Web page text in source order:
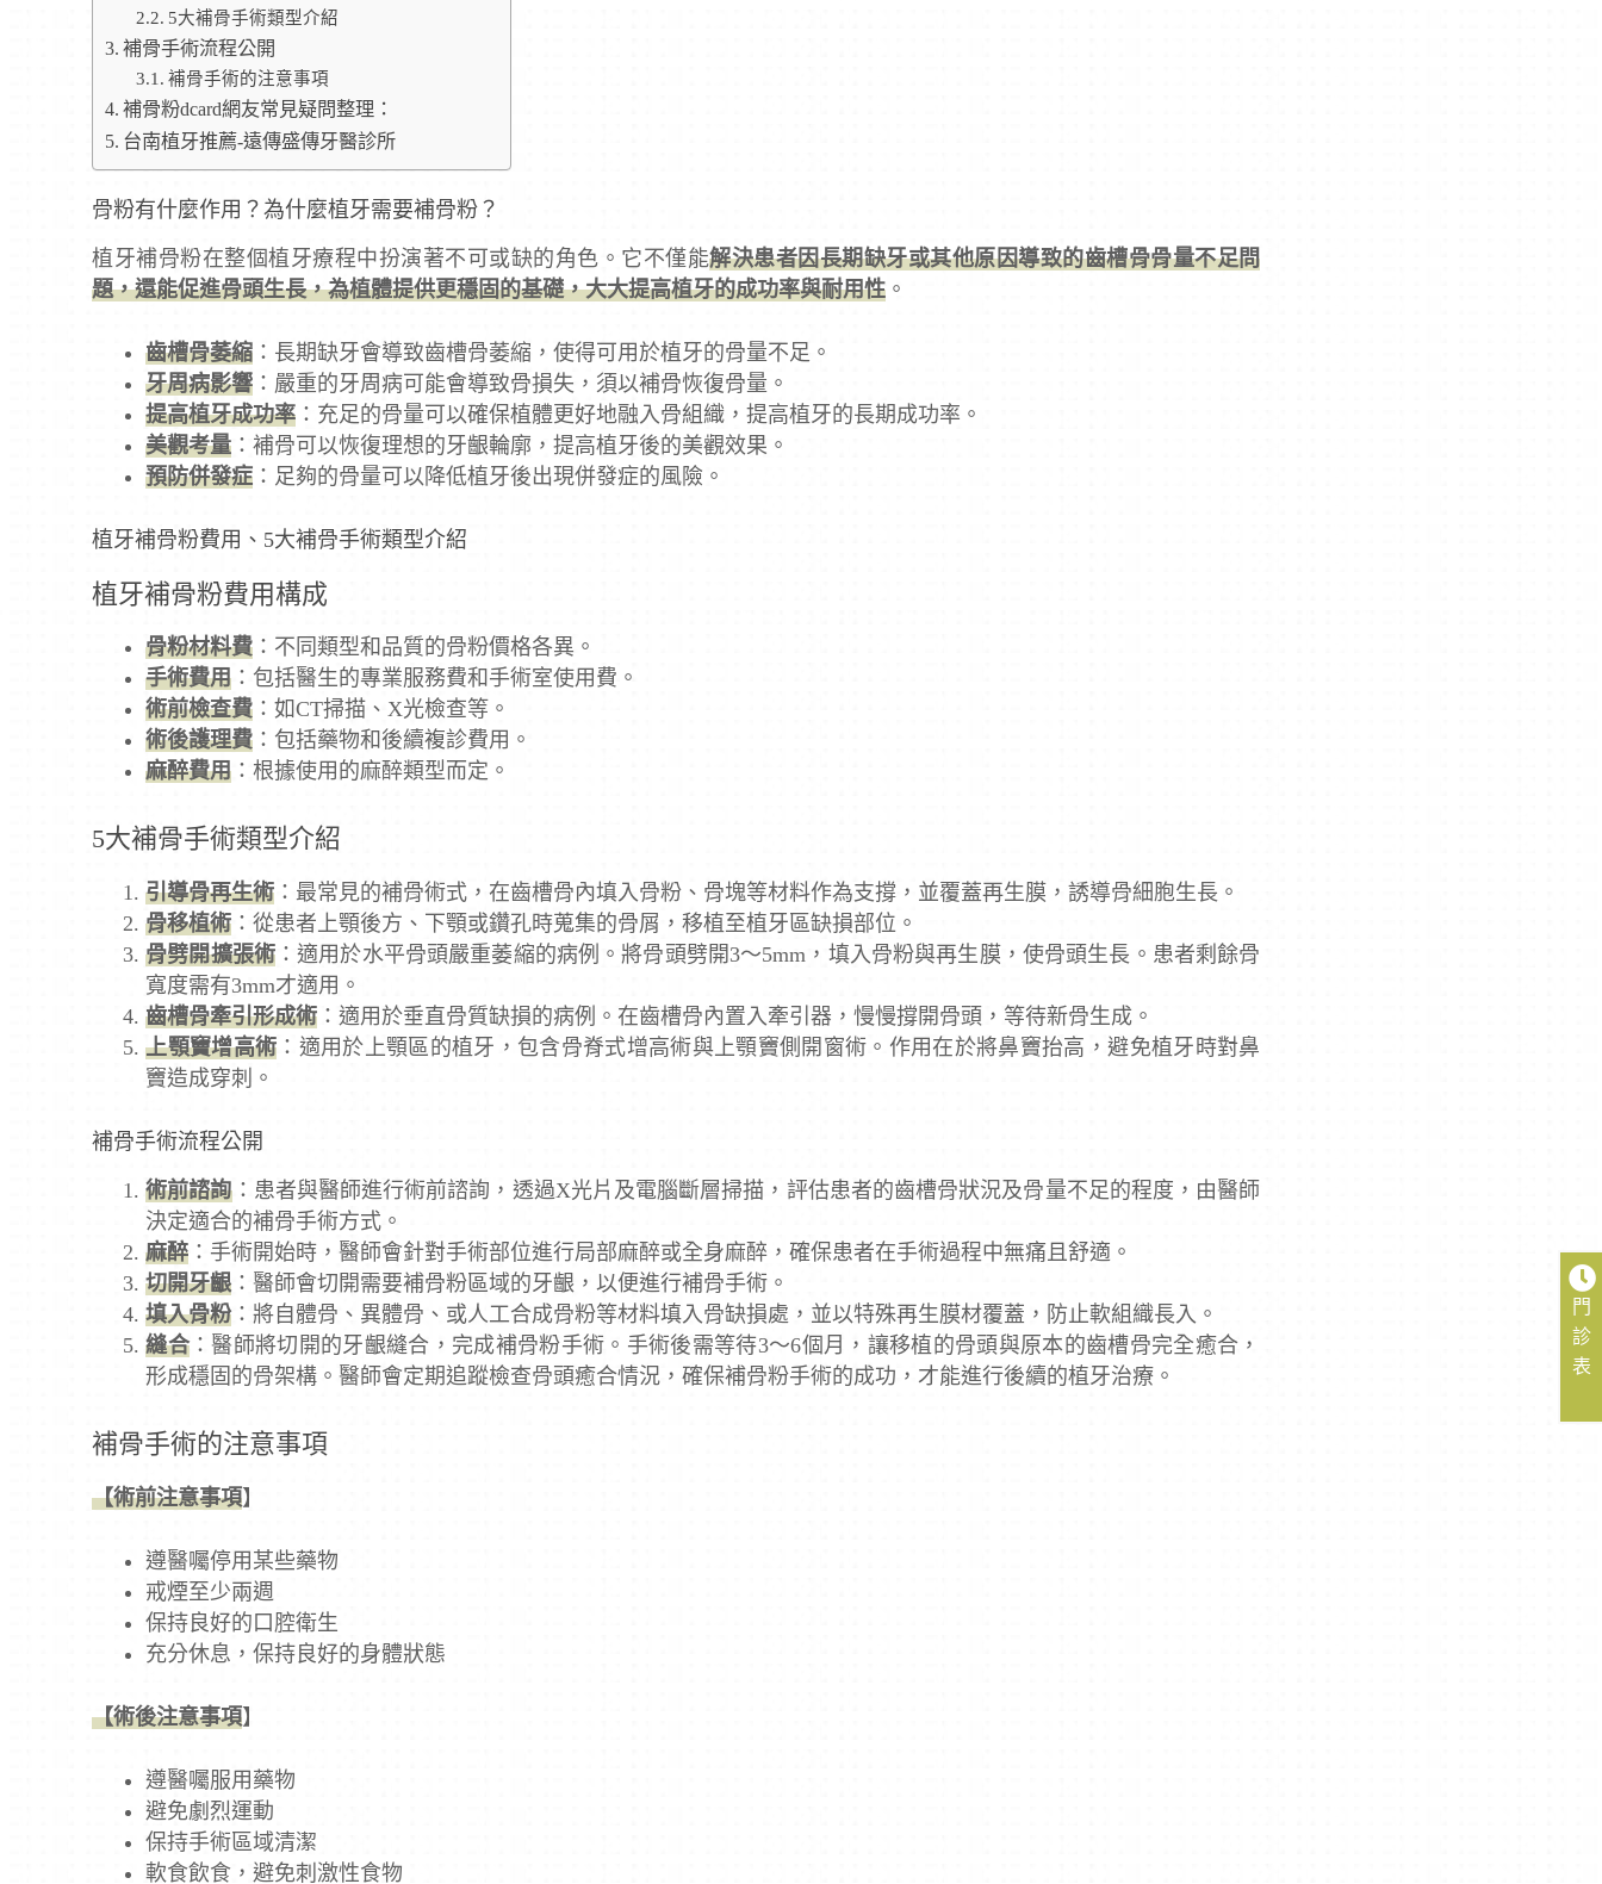
5大補骨手術類型介紹
補骨手術流程公開
補骨手術的注意事項
補骨粉dcard網友常見疑問整理：
台南植牙推薦-遠傳盛傳牙醫診所
骨粉有什麼作用？為什麼植牙需要補骨粉？
植牙補骨粉在整個植牙療程中扮演著不可或缺的角色。它不僅能解決患者因長期缺牙或其他原因導致的齒槽骨骨量不足問
題，還能促進骨頭生長，為植體提供更穩固的基礎，大大提高植牙的成功率與耐用性 。
齒槽骨萎縮 ：長期缺牙會導致齒槽骨萎縮，使得可用於植牙的骨量不足。
牙周病影響 ：嚴重的牙周病可能會導致骨損失，須以補骨恢復骨量。
提高植牙成功率 ：充足的骨量可以確保植體更好地融入骨組織，提高植牙的長期成功率。
美觀考量 ：補骨可以恢復理想的牙齦輪廓，提高植牙後的美觀效果。
預防併發症 ：足夠的骨量可以降低植牙後出現併發症的風險。
植牙補骨粉費用、5大補骨手術類型介紹
植牙補骨粉費用構成
骨粉材料費 ：不同類型和品質的骨粉價格各異。
手術費用 ：包括醫生的專業服務費和手術室使用費。
術前檢查費 ：如CT掃描、X光檢查等。
術後護理費 ：包括藥物和後續複診費用。
麻醉費用 ：根據使用的麻醉類型而定。
5大補骨手術類型介紹
引導骨再生術 ：最常見的補骨術式，在齒槽骨內填入骨粉、骨塊等材料作為支撐，並覆蓋再生膜，誘導骨細胞生長。
骨移植術 ：從患者上顎後方、下顎或鑽孔時蒐集的骨屑，移植至植牙區缺損部位。
骨劈開擴張術 ：適用於水平骨頭嚴重萎縮的病例。將骨頭劈開3～5mm，填入骨粉與再生膜，使骨頭生長。患者剩餘骨
寬度需有3mm才適用。
齒槽骨牽引形成術 ：適用於垂直骨質缺損的病例。在齒槽骨內置入牽引器，慢慢撐開骨頭，等待新骨生成。
上顎竇增高術 ：適用於上顎區的植牙，包含骨脊式增高術與上顎竇側開窗術。作用在於將鼻竇抬高，避免植牙時對鼻
竇造成穿刺。
補骨手術流程公開
術前諮詢：患者與醫師進行術前諮詢，透過X光片及電腦斷層掃描，評估患者的齒槽骨狀況及骨量不足的程度，由醫師
決定適合的補骨手術方式。
麻醉 ：手術開始時，醫師會針對手術部位進行局部麻醉或全身麻醉，確保患者在手術過程中無痛且舒適。
切開牙齦 ：醫師會切開需要補骨粉區域的牙齦，以便進行補骨手術。
填入骨粉 ：將自體骨、異體骨、或人工合成骨粉等材料填入骨缺損處，並以特殊再生膜材覆蓋，防止軟組織長入。
縫合：醫師將切開的牙齦縫合，完成補骨粉手術。手術後需等待3～6個月，讓移植的骨頭與原本的齒槽骨完全癒合，
形成穩固的骨架構。醫師會定期追蹤檢查骨頭癒合情況，確保補骨粉手術的成功，才能進行後續的植牙治療。
補骨手術的注意事項
【術前注意事項】
遵醫囑停用某些藥物
戒煙至少兩週
保持良好的口腔衛生
充分休息，保持良好的身體狀態
【術後注意事項】
遵醫囑服用藥物
避免劇烈運動
保持手術區域清潔
軟食飲食，避免刺激性食物
門
診
表